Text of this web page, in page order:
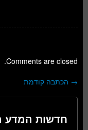
Comments are closed.
ניווט בפוסטים
→ הכתבה קודמת
חדשות המדע